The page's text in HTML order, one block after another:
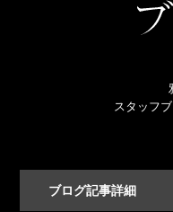
スタッフ
ブログ記事詳細